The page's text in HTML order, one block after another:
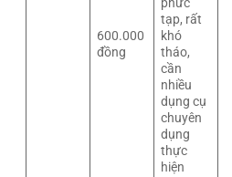
600.000
đồng
phức
tạp, rất
khó
tháo,
cần
nhiều
dụng cụ
chuyên
dụng
thực
hiện